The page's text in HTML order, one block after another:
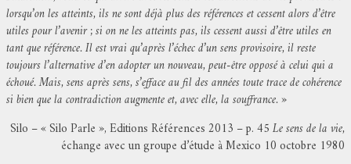
lorsqu’on les atteints, ils ne sont déjà plus des références et cessent alors d’être
utiles pour l’avenir ; si on ne les atteints pas, ils cessent aussi d’être utiles en
tant que référence. Il est vrai qu’après l’échec d’un sens provisoire, il reste
toujours l’alternative d’en adopter un nouveau, peut-être opposé à celui qui a
échoué. Mais, sens après sens, s’efface au fil des années toute trace de cohérence
si bien que la contradiction augmente et, avec elle, la souffrance. »
Silo – « Silo Parle », Editions Références 2013 – p. 45Le sens de la vie,
échange avec un groupe d’étude à Mexico 10 octobre 1980